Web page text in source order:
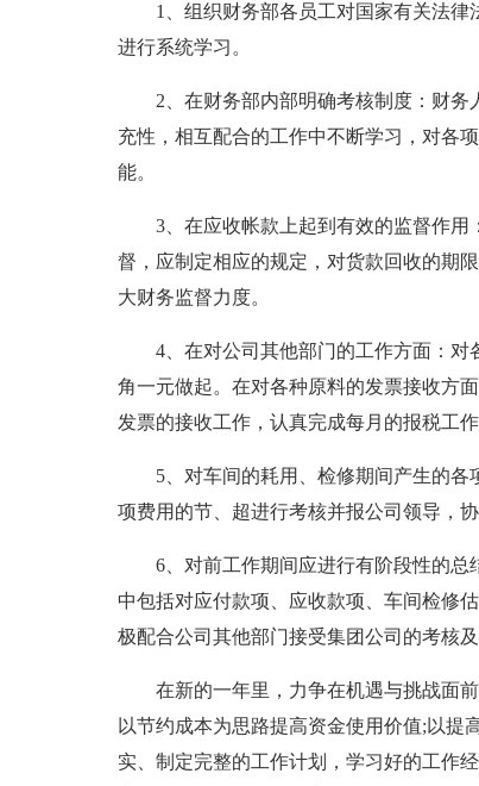
1、组织财务部各员工对国家有关法
进行系统学习。
2、在财务部内部明确考核制度：财
充性，相互配合的工作中不断学习，对各
能。
3、在应收帐款上起到有效的监督作
督，应制定相应的规定，对货款回收的期
大财务监督力度。
4、在对公司其他部门的工作方面：
角一元做起。在对各种原料的发票接收方
发票的接收工作，认真完成每月的报税工作
5、对车间的耗用、检修期间产生的
项费用的节、超进行考核并报公司领导，
6、对前工作期间应进行有阶段性的
中包括对应付款项、应收款项、车间检修
极配合公司其他部门接受集团公司的考核及
在新的一年里，力争在机遇与挑战面
以节约成本为思路提高资金使用价值;以提
实、制定完整的工作计划，学习好的工作